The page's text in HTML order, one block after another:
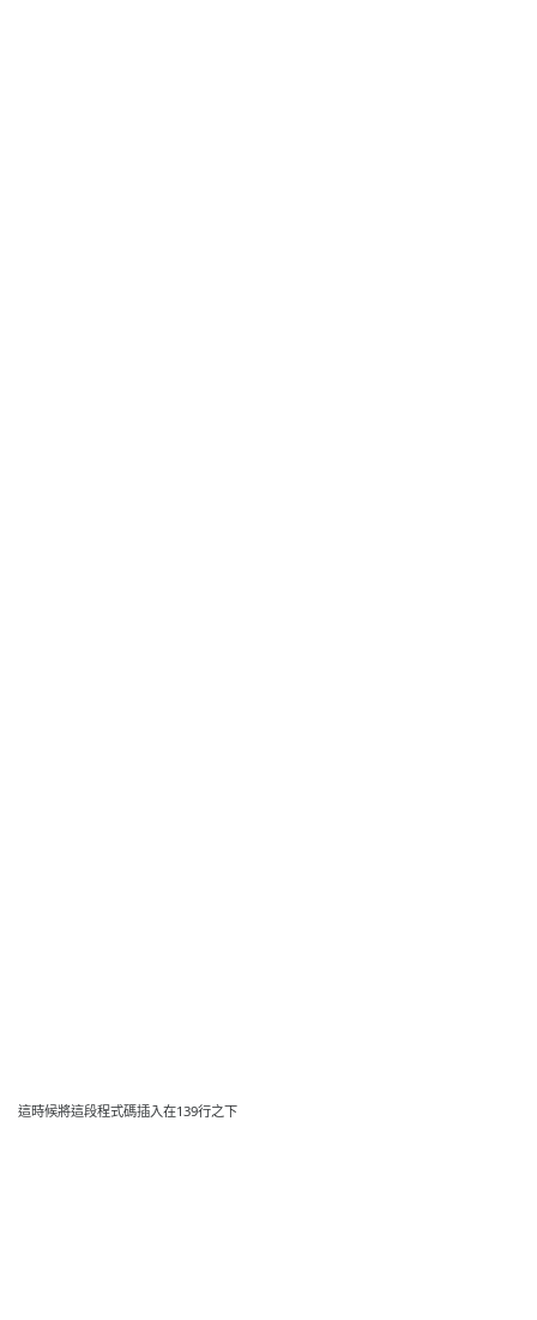
這時候將這段程式碼插入在139行之下